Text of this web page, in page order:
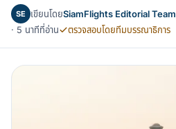
SE เขียนโดยSiamFlights Editorial Team
· 5 นาทีที่อ่าน
ตรวจสอบโดยทีมบรรณาธิการ